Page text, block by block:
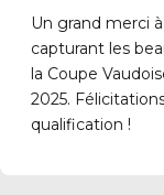
Un grand merci
capturant les
la Coupe
2025.
qualification !